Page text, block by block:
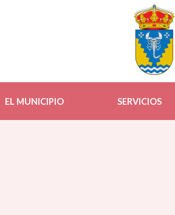
EL MUNICIPIO SERVICIOS